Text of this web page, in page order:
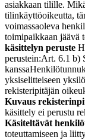
asiakkaan tilille.
tilinkäyttöoikeutta,
voimassaoleva
toimipaikkaan jäävä
käsittelyn peruste
perustein:Art. 6.1 b)
kanssa
yksiselitteiseen
rekisteripitäjän
Kuvaus
käsittely ei perustu
Käsiteltävät
toteuttamiseen ja